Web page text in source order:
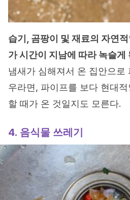
습기, 곰팡이 및 재료의 자연
가 시간이 지남에 따라 녹슬게
냄새가 심해져서 온 집안으로
우라면, 파이프를 보다 현대
할 때가 온 것일지도 모른다.
4. 음식물 쓰레기